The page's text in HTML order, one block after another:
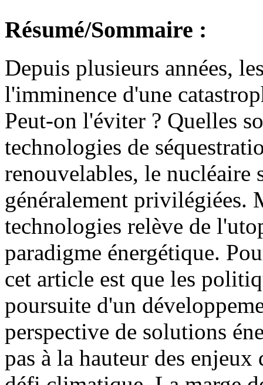
Résumé/Sommaire :
Depuis plusieurs années,
l'imminence d'une
Peut-on l'éviter ? Quelles
technologies de
renouvelables, le nucléaire
généralement privilégiées.
technologies relève de
paradigme énergétique.
cet article est que les
poursuite d'un
perspective de solutions
pas à la hauteur des